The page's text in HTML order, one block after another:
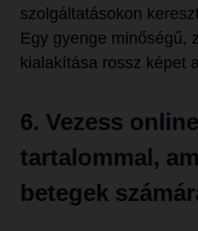
szolgáltatásokon
Egy gyenge minőségű,
kialakítása rossz képet
6. Vezess
tartalommal,
betegek